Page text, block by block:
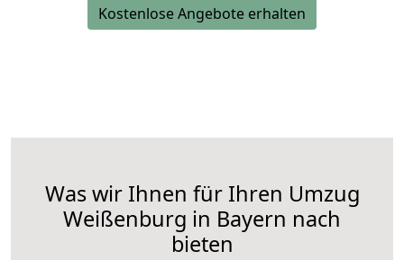
Kostenlose Angebote erhalten
Was wir Ihnen für Ihren Umzug
Weißenburg in Bayern nach
bieten